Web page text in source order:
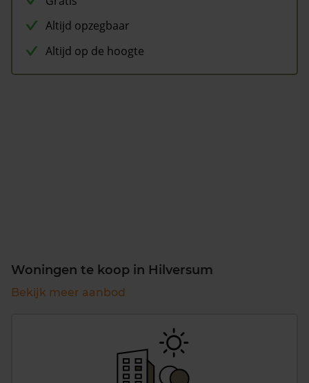
Altijd opzegbaar
Altijd op de hoogte
Woningen te koop in Hilversum
Bekijk meer aanbod